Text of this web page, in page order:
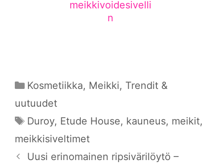
Kategoriat
Kosmetiikka, Meikki, Trendit &
uutuudet
Avainsanat
Duroy, Etude House, kauneus, meikit,
meikkisiveltimet
Uusi erinomainen ripsivärilöytö –